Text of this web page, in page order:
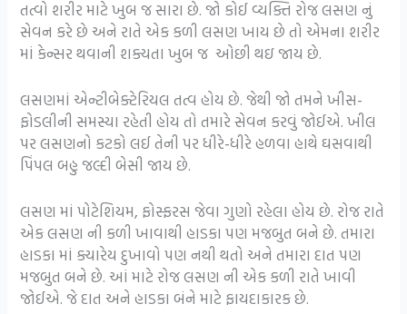
તત્વો શરીર માટે ખુબ જ સારા છે. જો કોઈ વ્યક્તિ રોજ લસણ નું
સેવન કરે છે અને રાતે એક કળી લસણ ખાય છે તો એમના શરીર
માં કેન્સર થવાની શક્યતા ખુબ જ ઓછી થઇ જાય છે.
લસણમાં એન્ટીબેક્ટેરિયલ તત્વ હોય છે. જેથી જો તમને ખીસ-
ફોડલીની સમસ્યા રહેતી હોય તો તમારે સેવન કરવું જોઈએ. ખીલ
પર લસણનો કટકો લઈ તેની પર ધીરે-ધીરે હળવા હાથે ઘસવાથી
પિંપલ બહુ જલ્દી બેસી જાય છે.
લસણ માં પોટેશિયમ, ફોસ્ફરસ જેવા ગુણો રહેલા હોય છે. રોજ રાતે
એક લસણ ની કળી ખાવાથી હાડકા પણ મજબુત બને છે. તમારા
હાડકા માં ક્યારેય દુખાવો પણ નથી થતો અને તમારા દાત પણ
મજબુત બને છે. આં માટે રોજ લસણ ની એક કળી રાતે ખાવી
જોઈએ. જે દાત અને હાડકા બંને માટે ફાયદાકારક છે.